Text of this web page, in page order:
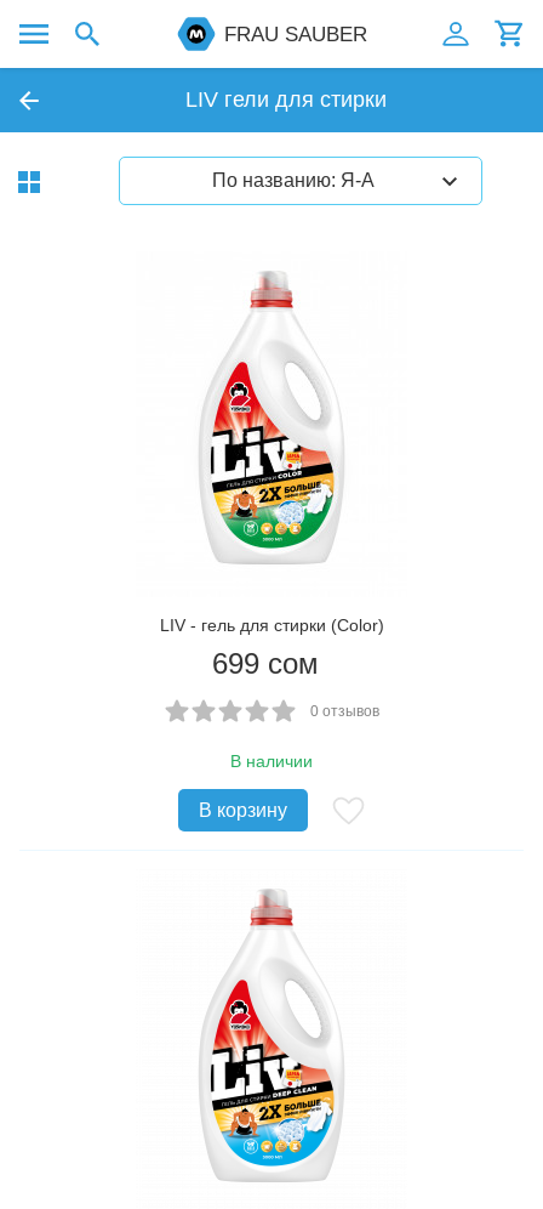
FRAU SAUBER
LIV гели для стирки
По названию: Я-А
LIV - гель для стирки (Color)
699 сом
0 отзывов
В наличии
В корзину